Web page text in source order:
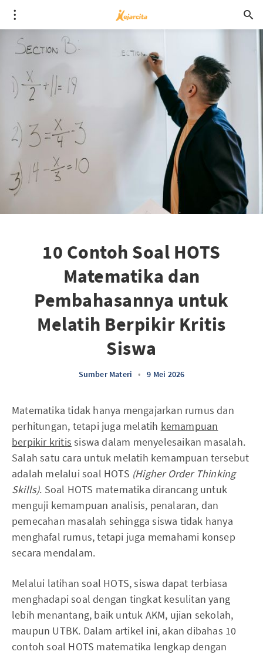
10 Contoh Soal HOTS
Matematika dan
Pembahasannya untuk
Melatih Berpikir Kritis
Siswa
Sumber Materi • 9 Mei 2026
Matematika tidak hanya mengajarkan rumus dan
perhitungan, tetapi juga melatih kemampuan
berpikir kritis siswa dalam menyelesaikan masalah.
Salah satu cara untuk melatih kemampuan tersebut
adalah melalui soal HOTS (Higher Order Thinking
Skills). Soal HOTS matematika dirancang untuk
menguji kemampuan analisis, penalaran, dan
pemecahan masalah sehingga siswa tidak hanya
menghafal rumus, tetapi juga memahami konsep
secara mendalam.
Melalui latihan soal HOTS, siswa dapat terbiasa
menghadapi soal dengan tingkat kesulitan yang
lebih menantang, baik untuk AKM, ujian sekolah,
maupun UTBK. Dalam artikel ini, akan dibahas 10
contoh soal HOTS matematika lengkap dengan